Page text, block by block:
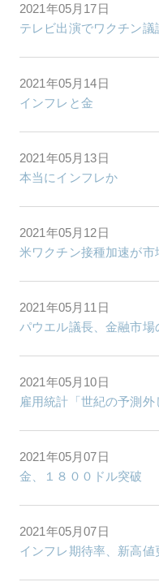
2021年05月17日
テレビ出演でワクチン議
2021年05月14日
インフレと金
2021年05月13日
本当にインフレか
2021年05月12日
米ワクチン接種加速が市
2021年05月11日
パウエル議長、金融市
2021年05月10日
雇用統計「世紀の予測
2021年05月07日
金、１８００ドル突破
2021年05月07日
インフレ期待率、新高